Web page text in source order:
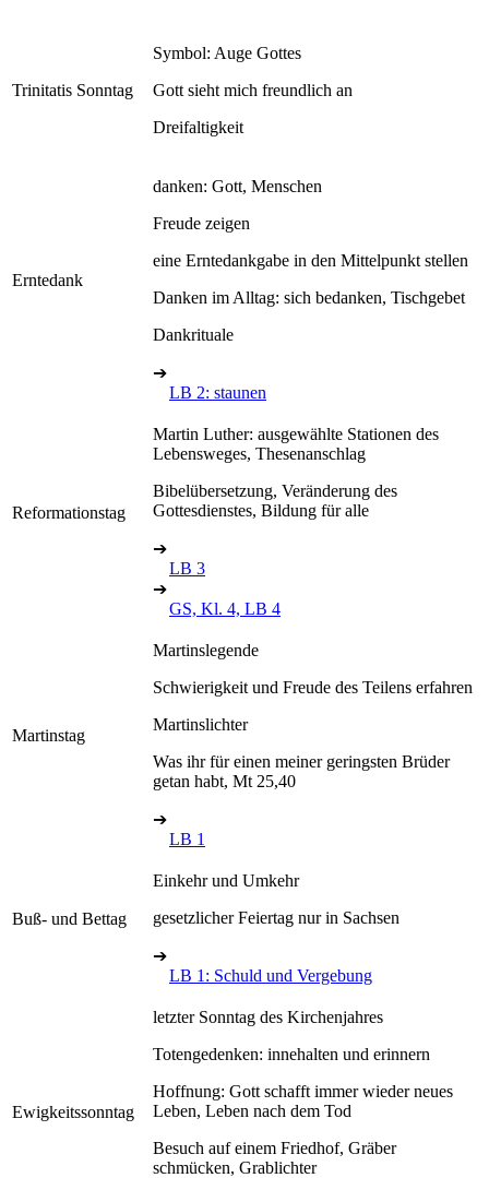
Trinitatis Sonntag
Symbol: Auge Gottes
Gott sieht mich freundlich an
Dreifaltigkeit
Erntedank
danken: Gott, Menschen
Freude zeigen
eine Erntedankgabe in den Mittelpunkt stellen
Danken im Alltag: sich bedanken, Tischgebet
Dankrituale
➔
LB 2: staunen
Reformationstag
Martin Luther: ausgewählte Stationen des
Lebensweges, Thesenanschlag
Bibelübersetzung, Veränderung des
Gottesdienstes, Bildung für alle
➔
LB 3
➔
GS, Kl. 4, LB 4
Martinstag
Martinslegende
Schwierigkeit und Freude des Teilens erfahren
Martinslichter
Was ihr für einen meiner geringsten Brüder
getan habt, Mt 25,40
➔
LB 1
Buß- und Bettag
Einkehr und Umkehr
gesetzlicher Feiertag nur in Sachsen
➔
LB 1: Schuld und Vergebung
Ewigkeitssonntag
letzter Sonntag des Kirchenjahres
Totengedenken: innehalten und erinnern
Hoffnung: Gott schafft immer wieder neues
Leben, Leben nach dem Tod
Besuch auf einem Friedhof, Gräber
schmücken, Grablichter